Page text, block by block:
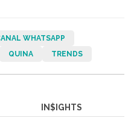
WHATSAPP
QUINA TRENDS
IN$IGHTS